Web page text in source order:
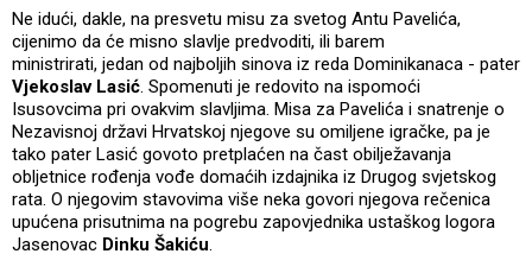
Ne idući, dakle, na presvetu misu za svetog Antu Pavelića,
cijenimo da će misno slavlje predvoditi, ili barem
ministrirati, jedan od najboljih sinova iz reda Dominikanaca - pater
Vjekoslav Lasić. Spomenuti je redovito na ispomoći
Isusovcima pri ovakvim slavljima. Misa za Pavelića i snatrenje o
Nezavisnoj državi Hrvatskoj njegove su omiljene igračke, pa je
tako pater Lasić govoto pretplaćen na čast obilježavanja
obljetnice rođenja vođe domaćih izdajnika iz Drugog svjetskog
rata. O njegovim stavovima više neka govori njegova rečenica
upućena prisutnima na pogrebu zapovjednika ustaškog logora
Jasenovac Dinku Šakiću.